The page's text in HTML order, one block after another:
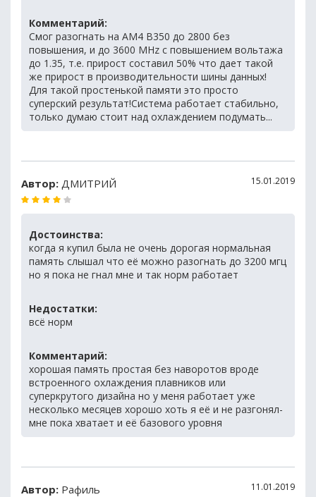
Комментарий:
Смог разогнать на AM4 B350 до 2800 без
повышения, и до 3600 MHz с повышением вольтажа
до 1.35, т.е. прирост составил 50% что дает такой
же прирост в производительности шины данных!
Для такой простенькой памяти это просто
суперский результат!Система работает стабильно,
только думаю стоит над охлаждением подумать...
Автор: ДМИТРИЙ 15.01.2019
Достоинства:
когда я купил была не очень дорогая нормальная
память слышал что её можно разогнать до 3200 мгц
но я пока не гнал мне и так норм работает
Недостатки:
всё норм
Комментарий:
хорошая память простая без наворотов вроде
встроенного охлаждения плавников или
суперкрутого дизайна но у меня работает уже
несколько месяцев хорошо хоть я её и не разгонял-
мне пока хватает и её базового уровня
Автор: Рафиль 11.01.2019